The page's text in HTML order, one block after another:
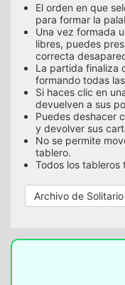
El orden en que
para formar la
Una vez formada
libres, puedes
correcta
La partida finaliza
formando todas
Si haces clic en
devuelven a sus
Puedes deshacer
y devolver sus
No se permite
tablero.
Todos los tableros
Archivo de Solitario